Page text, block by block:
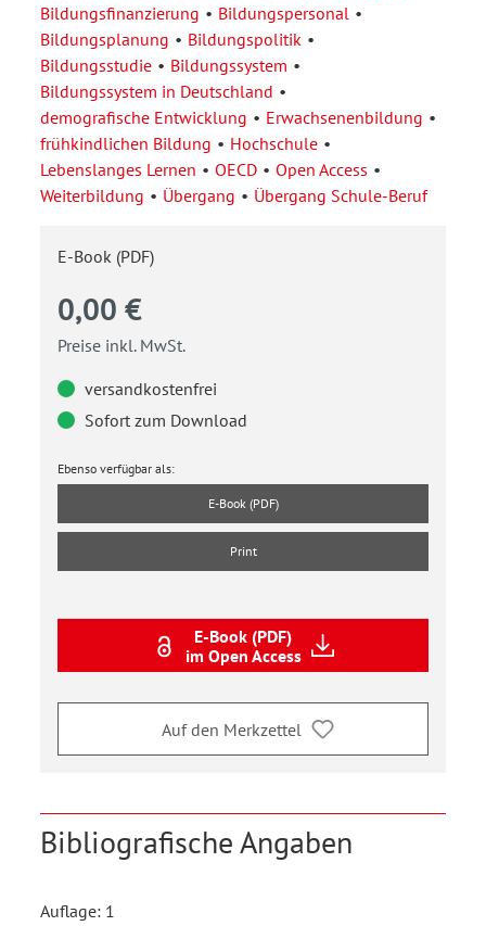
Bildungsfinanzierung
Bildungspersonal
Bildungsplanung
Bildungspolitik
Bildungsstudie
Bildungssystem
Bildungssystem in Deutschland
demografische Entwicklung
Erwachsenenbildung
frühkindlichen Bildung
Hochschule
Lebenslanges Lernen
OECD
Open Access
Weiterbildung
Übergang Übergang Schule-Beruf
E-Book (PDF)
0,00 €
Preise inkl. MwSt.
versandkostenfrei
Sofort zum Download
Ebenso verfügbar als:
E-Book (PDF)
Print
E-Book (PDF)
im Open Access
Auf den Merkzettel
Bibliografische Angaben
Auflage: 1